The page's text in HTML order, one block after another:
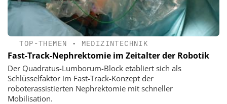
TOP-THEMEN • MEDIZINTECHNIK
Fast-Track-Nephrektomie im Zeitalter der Robotik
Der Quadratus-Lumborum-Block etabliert sich als
Schlüsselfaktor im Fast-Track-Konzept der
roboterassistierten Nephrektomie mit schneller
Mobilisation.